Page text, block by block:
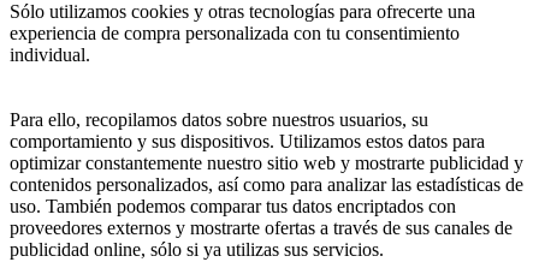
Sólo utilizamos cookies y otras tecnologías para ofrecerte una
experiencia de compra personalizada con tu consentimiento
individual.
Para ello, recopilamos datos sobre nuestros usuarios, su
comportamiento y sus dispositivos. Utilizamos estos datos para
optimizar constantemente nuestro sitio web y mostrarte publicidad y
contenidos personalizados, así como para analizar las estadísticas de
uso. También podemos comparar tus datos encriptados con
proveedores externos y mostrarte ofertas a través de sus canales de
publicidad online, sólo si ya utilizas sus servicios.